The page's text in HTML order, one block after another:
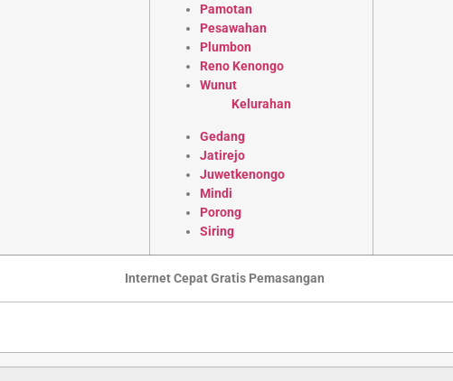
Pamotan
Pesawahan
Plumbon
Reno Kenongo
Wunut
Kelurahan
Gedang
Jatirejo
Juwetkenongo
Mindi
Porong
Siring
Internet Cepat Gratis Pemasangan